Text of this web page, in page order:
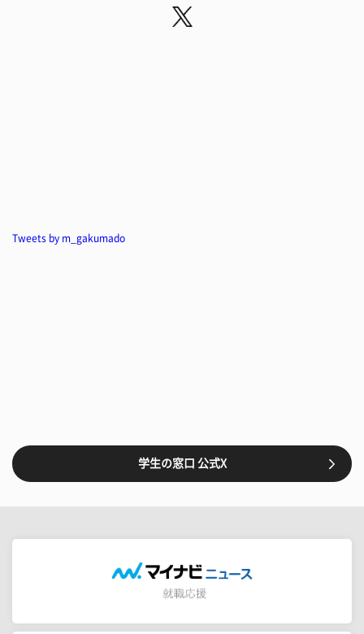
Tweets by m_gakumado
学生の窓口 公式X